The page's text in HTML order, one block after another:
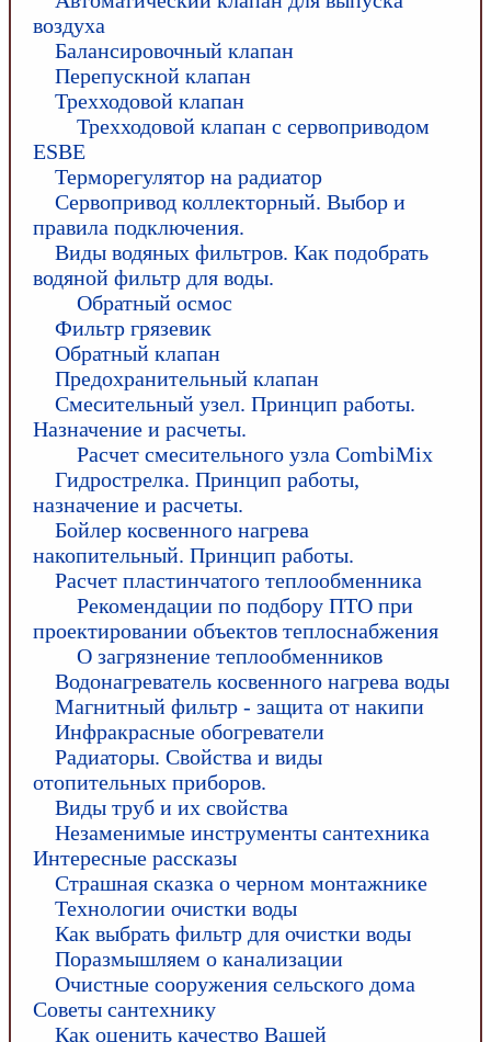
воздуха
Балансировочный клапан
Перепускной клапан
Трехходовой клапан
Трехходовой клапан с сервоприводом
ESBE
Терморегулятор на радиатор
Сервопривод коллекторный. Выбор и
правила подключения.
Виды водяных фильтров. Как подобрать
водяной фильтр для воды.
Обратный осмос
Фильтр грязевик
Обратный клапан
Предохранительный клапан
Смесительный узел. Принцип работы.
Назначение и расчеты.
Расчет смесительного узла CombiMix
Гидрострелка. Принцип работы,
назначение и расчеты.
Бойлер косвенного нагрева
накопительный. Принцип работы.
Расчет пластинчатого теплообменника
Рекомендации по подбору ПТО при
проектировании объектов теплоснабжения
О загрязнение теплообменников
Водонагреватель косвенного нагрева воды
Магнитный фильтр - защита от накипи
Инфракрасные обогреватели
Радиаторы. Свойства и виды
отопительных приборов.
Виды труб и их свойства
Незаменимые инструменты сантехника
Интересные рассказы
Страшная сказка о черном монтажнике
Технологии очистки воды
Как выбрать фильтр для очистки воды
Поразмышляем о канализации
Очистные сооружения сельского дома
Советы сантехнику
Как оценить качество Вашей